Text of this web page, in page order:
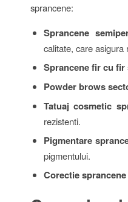
sprancene:
Sprancene
calitate, care asigura
Sprancene fir cu fir
Powder brows
Tatuaj cosmetic
rezistenti.
Pigmentare
pigmentului.
Corectie